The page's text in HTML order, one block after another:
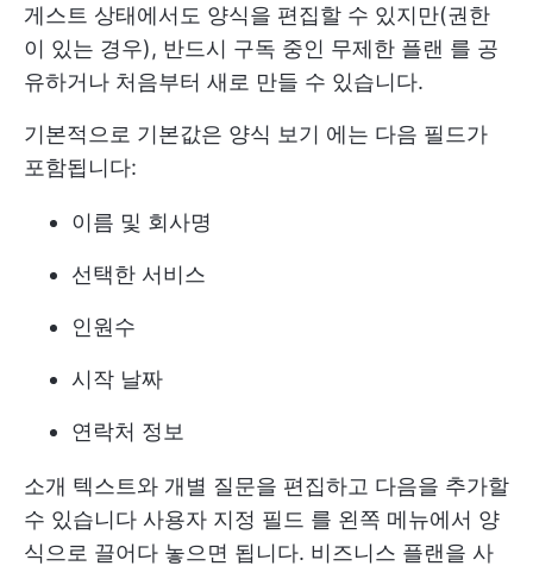
게스트 상태에서도 양식을 편집할 수 있지만(권한
이 있는 경우), 반드시 구독 중인 무제한 플랜 를 공
유하거나 처음부터 새로 만들 수 있습니다.
기본적으로 기본값은 양식 보기 에는 다음 필드가
포함됩니다:
이름 및 회사명
선택한 서비스
인원수
시작 날짜
연락처 정보
소개 텍스트와 개별 질문을 편집하고 다음을 추가할
수 있습니다 사용자 지정 필드 를 왼쪽 메뉴에서 양
식으로 끌어다 놓으면 됩니다. 비즈니스 플랜을 사